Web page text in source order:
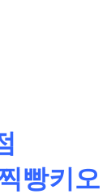
빵키오